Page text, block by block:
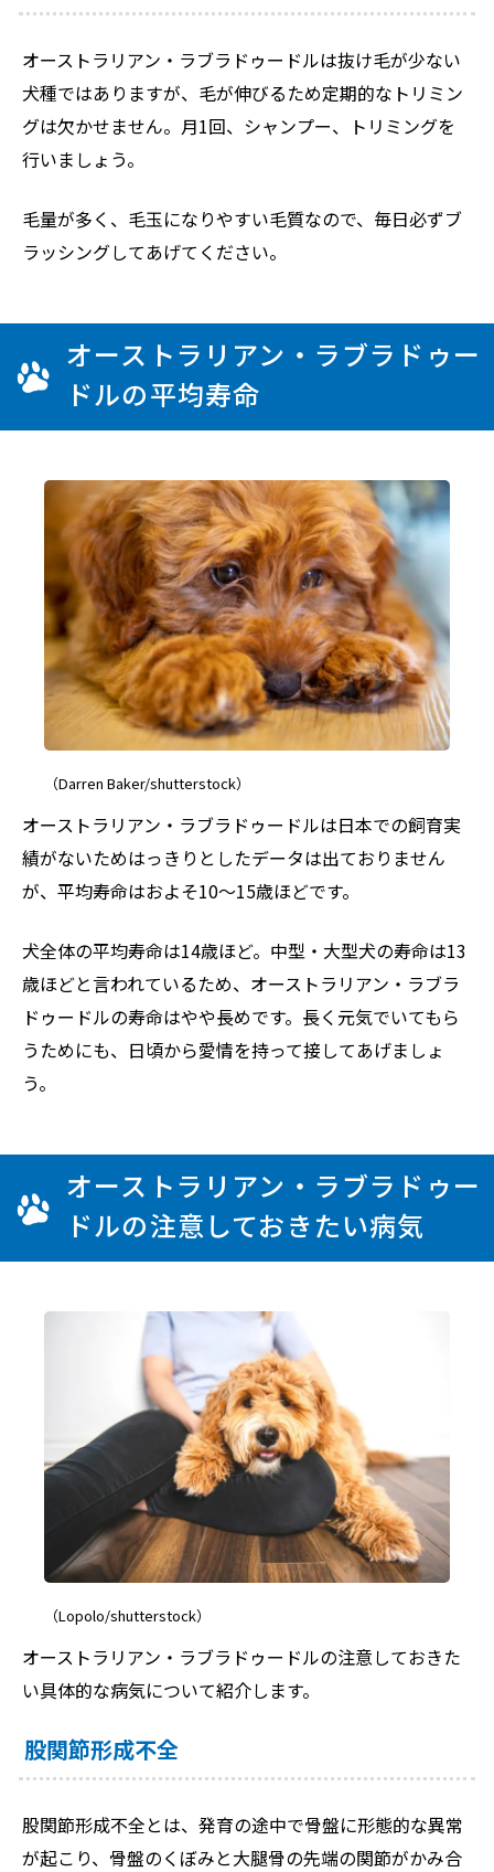
オーストラリアン・ラブラドゥードルは抜け毛が少ない
犬種ではありますが、毛が伸びるため定期的なトリミン
グは欠かせません。月1回、シャンプー、トリミングを
行いましょう。
毛量が多く、毛玉になりやすい毛質なので、毎日必ずブ
ラッシングしてあげてください。
オーストラリアン・ラブラドゥー
ドルの平均寿命
（Darren Baker/shutterstock）
オーストラリアン・ラブラドゥードルは日本での飼育実
績がないためはっきりとしたデータは出ておりません
が、平均寿命はおよそ10～15歳ほどです。
犬全体の平均寿命は14歳ほど。中型・大型犬の寿命は13
歳ほどと言われているため、オーストラリアン・ラブラ
ドゥードルの寿命はやや長めです。長く元気でいてもら
うためにも、日頃から愛情を持って接してあげましょ
う。
オーストラリアン・ラブラドゥー
ドルの注意しておきたい病気
（Lopolo/shutterstock）
オーストラリアン・ラブラドゥードルの注意しておきた
い具体的な病気について紹介します。
股関節形成不全
股関節形成不全とは、発育の途中で骨盤に形態的な異常
が起こり、骨盤のくぼみと大腿骨の先端の関節がかみ合